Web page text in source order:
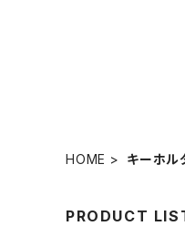
HOME キーホル
PRODUCT